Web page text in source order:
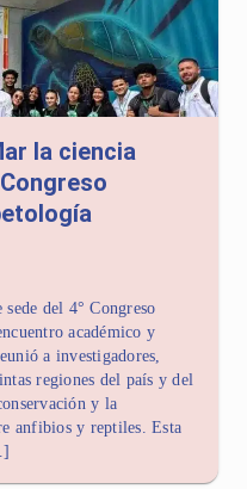
la ciencia
del 4° Congreso
académico y
a investigadores,
regiones del país y del
y la
anfibios y reptiles. Esta